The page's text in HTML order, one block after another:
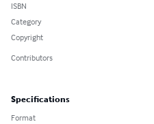
ISBN
Category
Copyright
Contributors
Specifications
Format